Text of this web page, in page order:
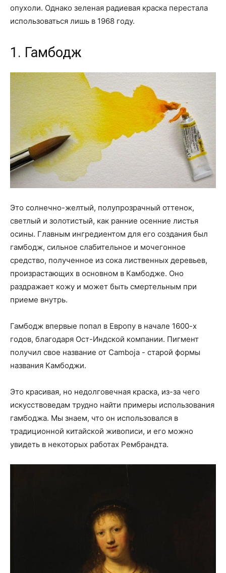
опухоли. Однако зеленая радиевая краска перестала
использоваться лишь в 1968 году.
1. Гамбодж
Это солнечно-желтый, полупрозрачный оттенок,
светлый и золотистый, как ранние осенние листья
осины. Главным ингредиентом для его создания был
гамбодж, сильное слабительное и мочегонное
средство, полученное из сока лиственных деревьев,
произрастающих в основном в Камбодже. Оно
раздражает кожу и может быть смертельным при
приеме внутрь.
Гамбодж впервые попал в Европу в начале 1600-х
годов, благодаря Ост-Индской компании. Пигмент
получил свое название от Camboja - старой формы
названия Камбоджи.
Это красивая, но недолговечная краска, из-за чего
искусствоведам трудно найти примеры использования
гамбоджа. Мы знаем, что он использовался в
традиционной китайской живописи, и его можно
увидеть в некоторых работах Рембрандта.